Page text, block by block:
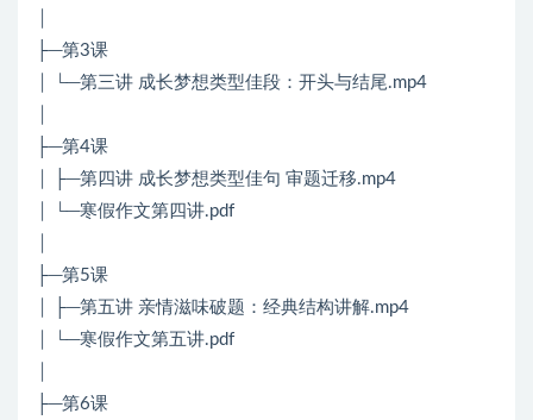
├─第3课
│ └─第三讲 成长梦想类型佳段：开头与结尾.mp4
├─第4课
│ ├─第四讲 成长梦想类型佳句 审题迁移.mp4
│ └─寒假作文第四讲.pdf
├─第5课
│ ├─第五讲 亲情滋味破题：经典结构讲解.mp4
│ └─寒假作文第五讲.pdf
├─第6课